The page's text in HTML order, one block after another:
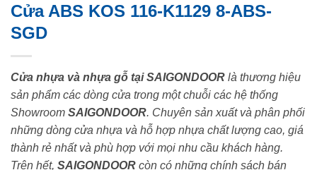
Cửa ABS KOS 116-K1129 8-ABS-
SGD
Cửa nhựa và nhựa gỗ tại SAIGONDOOR là thương hiệu
sản phẩm các dòng cửa trong một chuỗi các hệ thống
Showroom SAIGONDOOR. Chuyên sản xuất và phân phối
những dòng cửa nhựa và hỗ hợp nhựa chất lượng cao, giá
thành rẻ nhất và phù hợp với mọi nhu cầu khách hàng.
Trên hết, SAIGONDOOR còn có những chính sách bán